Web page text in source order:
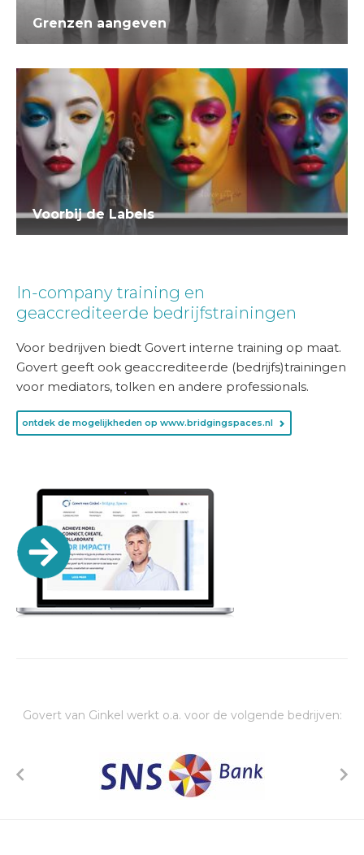
Grenzen aangeven
Voorbij de Labels
In-company training en
geaccrediteerde bedrijfstrainingen
Voor bedrijven biedt Govert interne training op maat.
Govert geeft ook geaccrediteerde (bedrijfs)trainingen
voor mediators, tolken en andere professionals.
ontdek de mogelijkheden op www.bridgingspaces.nl
Govert van Ginkel werkt o.a. voor de volgende bedrijven: